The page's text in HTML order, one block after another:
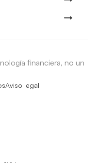
financiera, no un
Aviso legal